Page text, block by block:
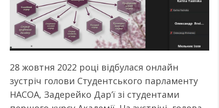
28 жовтня 2022 році відбулася онлайн
зустріч голови Студентського парламенту
НАСОА, Задерейко Дар’ї зі студентами